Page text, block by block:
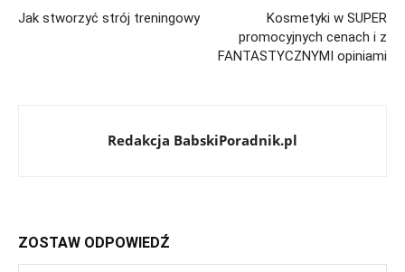
Jak stworzyć strój treningowy
Kosmetyki w SUPER
promocyjnych cenach i z
FANTASTYCZNYMI opiniami
Redakcja BabskiPoradnik.pl
ZOSTAW ODPOWIEDŹ